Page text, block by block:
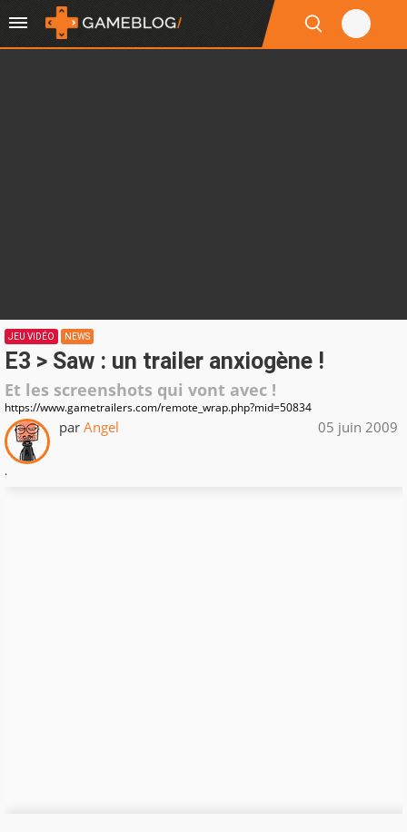
JEU VIDÉO NEWS
E3 > Saw : un trailer anxiogène !
Et les screenshots qui vont avec !
https://www.gametrailers.com/remote_wrap.php?mid=50834
par Angel 05 juin 2009
.